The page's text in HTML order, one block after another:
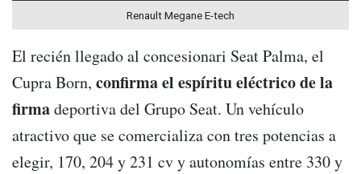
Renault Megane E-tech
El recién llegado al concesionari Seat Palma, el
Cupra Born, confirma el espíritu eléctrico de la
firmadeportiva del Grupo Seat. Un vehículo
atractivo que se comercializa con tres potencias a
elegir, 170, 204 y 231 cv y autonomías entre 330 y